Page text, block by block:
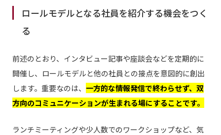
ロールモデルとなる社員を紹介する機会をつく
る
前述のとおり、インタビュー記事や座談会などを定期的に
開催し、ロールモデルと他の社員との接点を意図的に創出
します。重要なのは、 一方的な情報発信で終わらせず、双
方向のコミュニケーションが生まれる場にすることです。
ランチミーティングや少人数でのワークショップなど、気